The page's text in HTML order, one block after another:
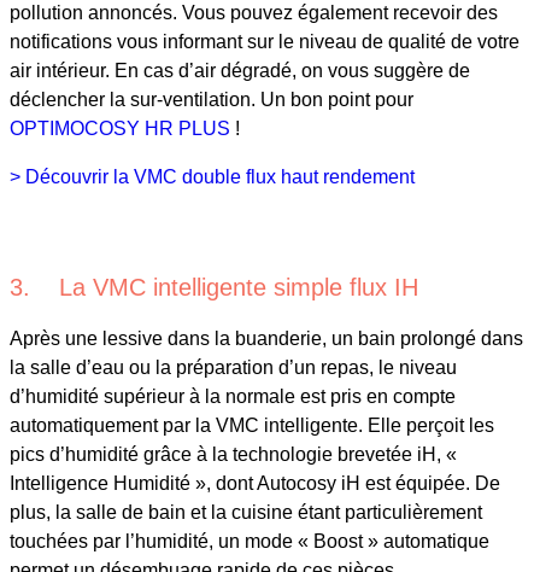
pollution annoncés. Vous pouvez également recevoir des
notifications vous informant sur le niveau de qualité de votre
air intérieur. En cas d’air dégradé, on vous suggère de
déclencher la sur-ventilation. Un bon point pour
OPTIMOCOSY HR PLUS !
> Découvrir la VMC double flux haut rendement
3. La VMC intelligente simple flux IH
Après une lessive dans la buanderie, un bain prolongé dans
la salle d’eau ou la préparation d’un repas, le niveau
d’humidité supérieur à la normale est pris en compte
automatiquement par la VMC intelligente. Elle perçoit les
pics d’humidité grâce à la technologie brevetée iH, «
Intelligence Humidité », dont Autocosy iH est équipée. De
plus, la salle de bain et la cuisine étant particulièrement
touchées par l’humidité, un mode « Boost » automatique